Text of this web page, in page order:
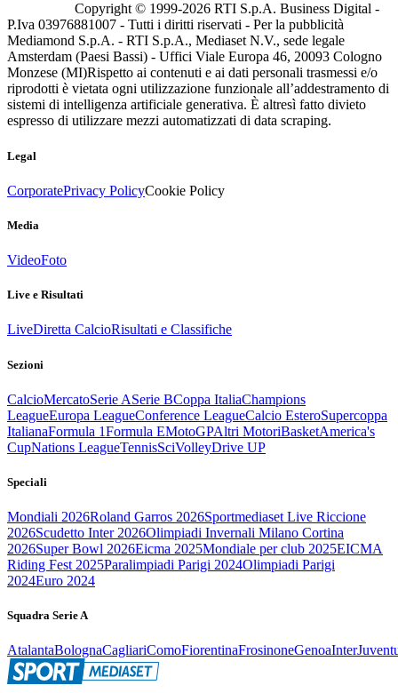
Copyright © 1999-2026 RTI S.p.A. Business Digital -
P.Iva 03976881007 - Tutti i diritti riservati - Per la pubblicità
Mediamond S.p.A. - RTI S.p.A., Mediaset N.V., sede legale
Amsterdam (Paesi Bassi) - Uffici Viale Europa 46, 20093 Cologno
Monzese (MI)Rispetto ai contenuti e ai dati personali trasmessi e/o
riprodotti è vietata ogni utilizzazione funzionale all’addestramento di
sistemi di intelligenza artificiale generativa. È altresì fatto divieto
espresso di utilizzare mezzi automatizzati di data scraping.
Legal
CorporatePrivacy PolicyCookie Policy
Media
VideoFoto
Live e Risultati
LiveDiretta CalcioRisultati e Classifiche
Sezioni
CalcioMercatoSerie ASerie BCoppa ItaliaChampions
LeagueEuropa LeagueConference LeagueCalcio EsteroSupercoppa
ItalianaFormula 1Formula EMotoGPAltri MotoriBasketAmerica's
CupNations LeagueTennisSciVolleyDrive UP
Speciali
Mondiali 2026Roland Garros 2026Sportmediaset Live Riccione
2026Scudetto Inter 2026Olimpiadi Invernali Milano Cortina
2026Super Bowl 2026Eicma 2025Mondiale per club 2025EICMA
Riding Fest 2025Paralimpiadi Parigi 2024Olimpiadi Parigi
2024Euro 2024
Squadra Serie A
AtalantaBolognaCagliariComoFiorentinaFrosinoneGenoaInter